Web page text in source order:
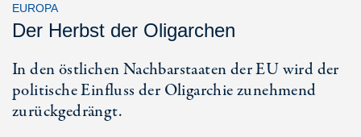
EUROPA
Der Herbst der Oligarchen
In den östlichen Nachbarstaaten der EU wird der
politische Einfluss der Oligarchie zunehmend
zurückgedrängt.